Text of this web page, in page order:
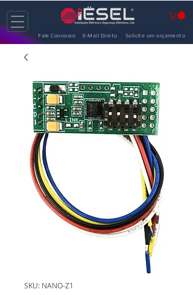
Fale Connosco E-Mail Direto Solicite um orçamento
SKU: NANO-Z1